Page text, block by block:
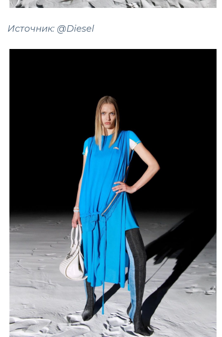
Источник: @Diesel